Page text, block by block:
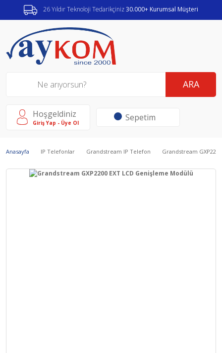
26 Yıldır Teknoloji Tedarikçiniz30.000+ Kurumsal Müşteri
ARA
Hoşgeldiniz
Giriş Yap - Üye Ol Sepetim
Anasayfa IP Telefonlar Grandstream IP Telefon Grandstream